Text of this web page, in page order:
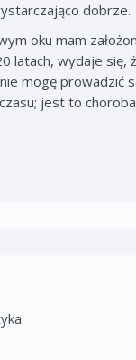
dobrze.
oku mam
latach, wydaje się,
mogę prowadzić
jest to